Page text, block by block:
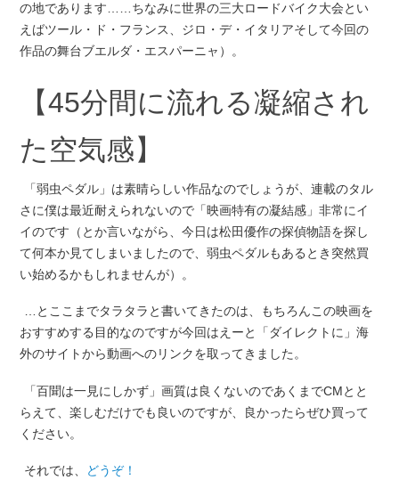
の地であります……ちなみに世界の三大ロードバイク大会とい
えばツール・ド・フランス、ジロ・デ・イタリアそして今回の
作品の舞台ブエルダ・エスパーニャ）。
【45分間に流れる凝縮され
た空気感】
「弱虫ペダル」は素晴らしい作品なのでしょうが、連載のタル
さに僕は最近耐えられないので「映画特有の凝結感」非常にイ
イのです（とか言いながら、今日は松田優作の探偵物語を探し
て何本か見てしまいましたので、弱虫ペダルもあるとき突然買
い始めるかもしれませんが）。
…とここまでタラタラと書いてきたのは、もちろんこの映画を
おすすめする目的なのですが今回はえーと「ダイレクトに」海
外のサイトから動画へのリンクを取ってきました。
「百聞は一見にしかず」画質は良くないのであくまでCMとと
らえて、楽しむだけでも良いのですが、良かったらぜひ買って
ください。
それでは、 どうぞ！